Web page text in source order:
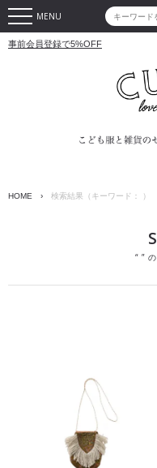
MENU
事前会員登録で5%OFF
HOME › 検索結果（キーワード： ）
“ ”